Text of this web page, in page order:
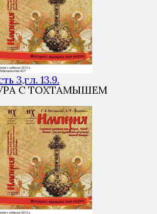
3,гл. 13.9.
С ТОХТАМЫШЕМ